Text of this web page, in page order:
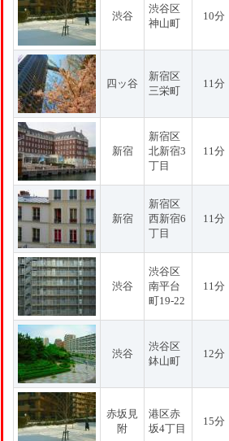
渋谷
渋谷区
神山町
10分
四ッ谷
新宿区
三栄町
11分
新宿
新宿区
北新宿3
丁目
11分
新宿
新宿区
西新宿6
丁目
11分
渋谷
渋谷区
南平台
町19-22
11分
渋谷
渋谷区
鉢山町
12分
赤坂見
附
港区赤
坂4丁目
15分